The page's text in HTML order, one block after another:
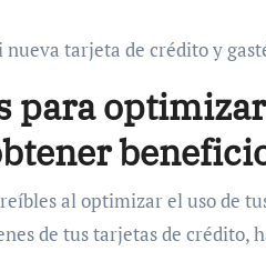
tarjeta de crédito y
para
al optimizar el uso de
de tus tarjetas de crédito,